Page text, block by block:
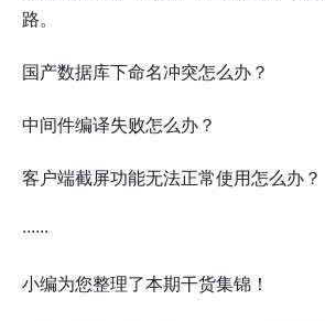
路。
国产数据库下命名冲突怎么办？
中间件编译失败怎么办？
客户端截屏功能⽆法正常使⽤怎么办？
······
小编为您整理了本期干货集锦！